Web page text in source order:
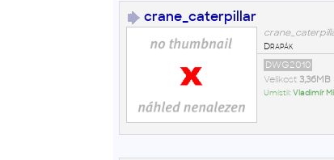
crane_caterpillar
Drapák
DWG2010
Velikost 3,36MB
Umístil:Vladimír